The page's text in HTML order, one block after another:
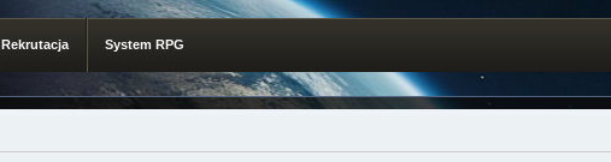
Rekrutacja System RPG